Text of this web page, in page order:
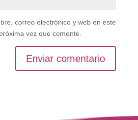
correo electrónico y web en este
vez que comente.